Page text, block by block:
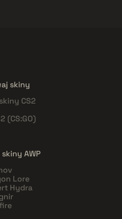
skiny
CS2
(CS:GO)
AWP
Lore
Hydra